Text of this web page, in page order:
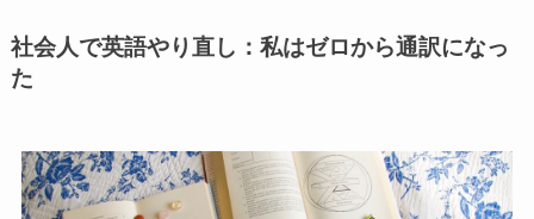
社会人で英語やり直し：私はゼロから通訳になっ
た